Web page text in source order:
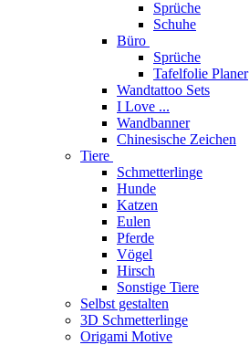
Sprüche
Schuhe
Büro
Sprüche
Tafelfolie Planer
Wandtattoo Sets
I Love ...
Wandbanner
Chinesische Zeichen
Tiere
Schmetterlinge
Hunde
Katzen
Eulen
Pferde
Vögel
Hirsch
Sonstige Tiere
Selbst gestalten
3D Schmetterlinge
Origami Motive